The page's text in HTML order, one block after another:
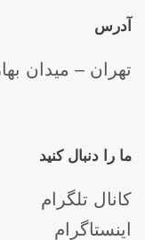
آدرس
تهران – میدان
ما را دنبال کنید
کانال تلگرام
اینستاگرام